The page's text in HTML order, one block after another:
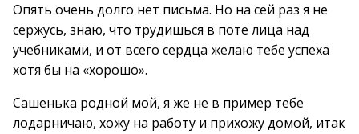
Опять очень долго нет письма. Но на сей раз я не
сержусь, знаю, что трудишься в поте лица над
учебниками, и от всего сердца желаю тебе успеха
хотя бы на «хорошо».
Сашенька родной мой, я же не в пример тебе
лодарничаю, хожу на работу и прихожу домой, итак